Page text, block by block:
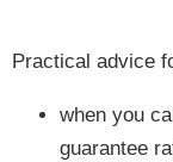
Practical advice
when you
guarantee